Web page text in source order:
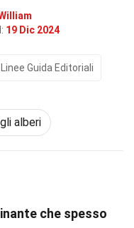
19 Dic 2024
Linee Guida Editoriali
alberi
che spesso